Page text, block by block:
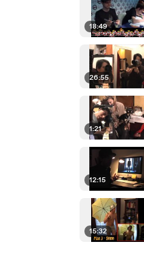
18:49
26:55
1:21
12:15
15:32